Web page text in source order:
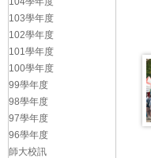
103學年度
102學年度
101學年度
100學年度
99學年度
98學年度
97學年度
96學年度
師大校訊